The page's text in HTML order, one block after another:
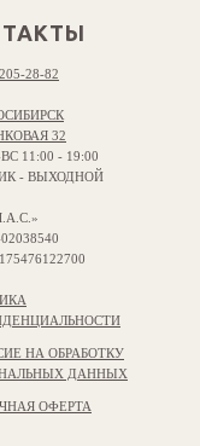
28-82
32
11:00 - 19:00
- ВЫХОДНОЙ
НА ОБРАБОТКУ
ДАННЫХ
ОФЕРТА